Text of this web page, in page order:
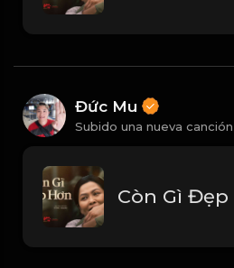
Đức Mu
Subido una nueva